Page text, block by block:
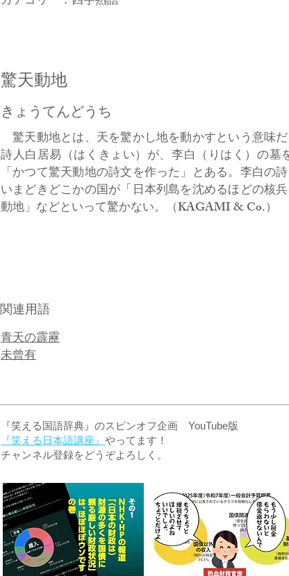
驚天動地
きょうてんどうち
驚天動地とは、天を驚かし地を動かすという意味
詩人白居易（はくきょい）が、李白（りはく）の
「かつて驚天動地の詩文を作った」とある。李白の
いまどきどこかの国が「日本列島を沈めるほどの核
動地」などといって驚かない。（KAGAMI & Co.）
関連用語
青天の霹靂
​未曾有
『笑える国語辞典』のスピンオフ企画 YouTube版
『笑える日本語講座』 やってます！
チャンネル登録をどうぞよろしく。